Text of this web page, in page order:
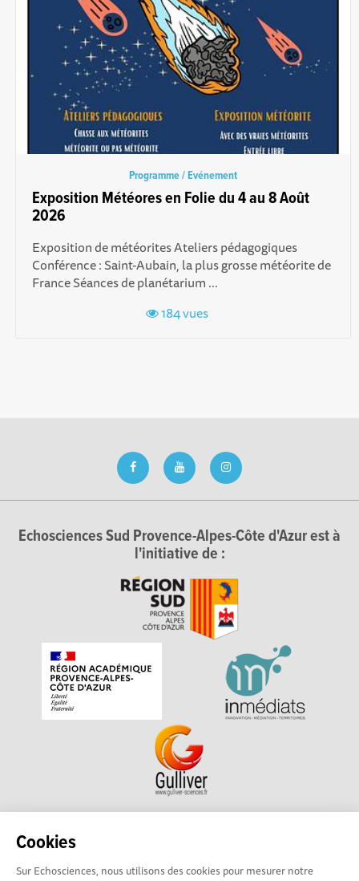
Cookies
Sur Echosciences, nous utilisons des cookies pour mesurer notre
Programme / Evénement
Exposition Météores en Folie du 4 au 8 Août
2026
Exposition de météorites Ateliers pédagogiques
Conférence : Saint-Aubain, la plus grosse météorite de
France Séances de planétarium ...
184 vues
Echosciences Sud Provence-Alpes-Côte d'Azur est à
l'initiative de :
Echosciences Sud Provence-Alpes-Côte d'Azur est à
académique pour la Recherche et l'Innovation Provence-